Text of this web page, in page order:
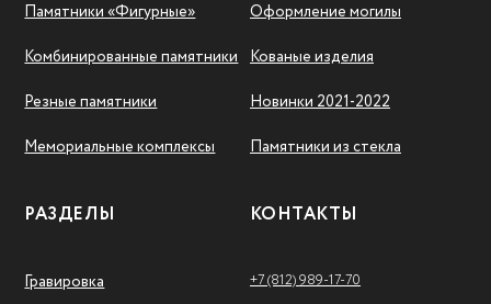
Памятники «Фигурные»
Комбинированные памятники
Резные памятники
Мемориальные комплексы
Оформление могилы
Кованые изделия
Новинки 2021-2022
Памятники из стекла
РАЗДЕЛЫ
Гравировка
КОНТАКТЫ
+7 (812) 989-17-70